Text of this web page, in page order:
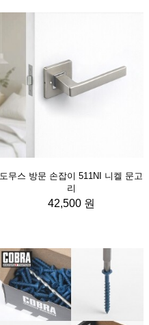
도무스 방문 손잡이 511NI 니켈 문고
리
42,500 원